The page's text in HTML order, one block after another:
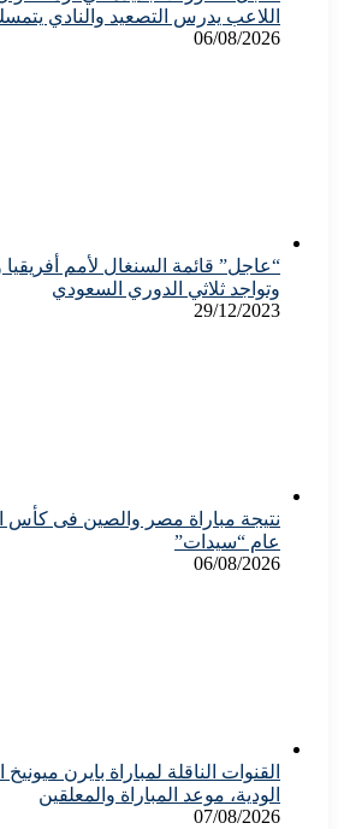
اللاعب يدرس التصعيد والنادي
06/08/2026
“عاجل” قائمة السنغال لأمم
وتواجد ثلاثي الدوري السعودي
29/12/2023
عام “سيدات”
06/08/2026
القنوات الناقلة لمباراة بايرن
الودية، موعد المباراة والمعلقين
07/08/2026